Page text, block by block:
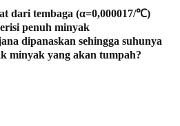
dari tembaga (α=0,000017/℃)
penuh minyak
dipanaskan sehingga suhunya
minyak yang akan tumpah?